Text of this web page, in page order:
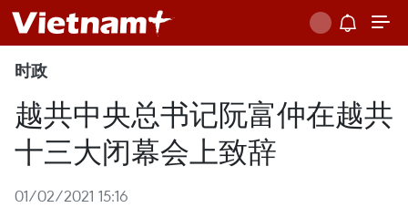
时政
越共中央总书记阮富仲在越共
十三大闭幕会上致辞
01/02/2021 15:16